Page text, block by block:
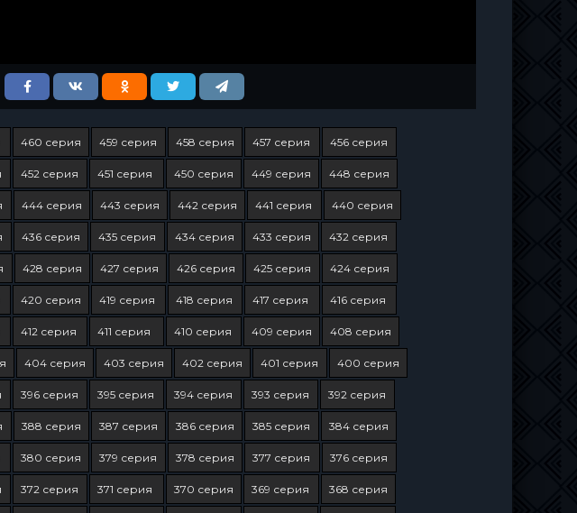
460 серия 459 серия 458 серия 457 серия 456 серия
452 серия 451 серия 450 серия 449 серия 448 серия
444 серия 443 серия 442 серия 441 серия 440 серия
436 серия 435 серия 434 серия 433 серия 432 серия
428 серия 427 серия 426 серия 425 серия 424 серия
420 серия 419 серия 418 серия 417 серия 416 серия
412 серия 411 серия 410 серия 409 серия 408 серия
404 серия 403 серия 402 серия 401 серия 400 серия
396 серия 395 серия 394 серия 393 серия 392 серия
388 серия 387 серия 386 серия 385 серия 384 серия
380 серия 379 серия 378 серия 377 серия 376 серия
372 серия 371 серия 370 серия 369 серия 368 серия